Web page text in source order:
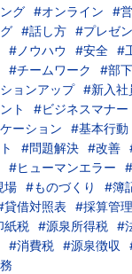
グ #オンライン #
#話し方 #プレゼン
#ノウハウ #安全 #
#チームワーク
#部
ョンアップ #新入社
ト
#ビジネスマナー
ーション
#基本行動
#問題解決 #改善
#ヒューマンエラー
場 #ものづくり #簿
貸借対照表 #採算管理
紙税 #源泉所得税 #
#消費税 #源泉徴収